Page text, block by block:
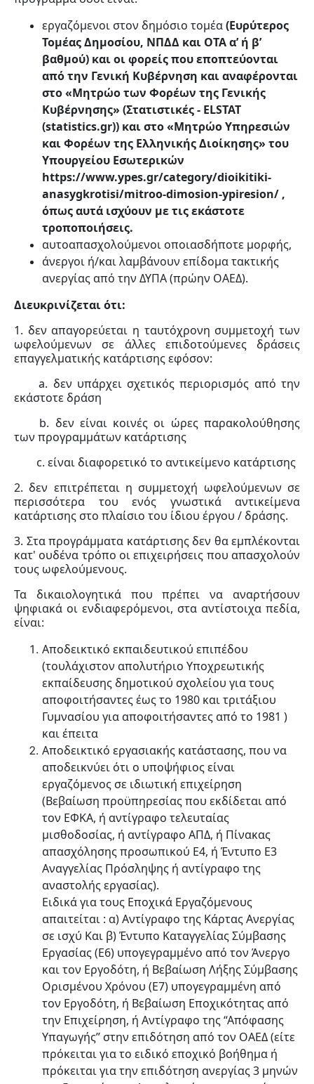
εργαζόμενοι στον δημόσιο τομέα(Ευρύτερος
Τομέας Δημοσίου, ΝΠΔΔ και ΟΤΑ α’ ή β’
βαθμού) και οι φορείς που εποπτεύονται
από την Γενική Κυβέρνηση και αναφέρονται
στο «Μητρώο των Φορέων της Γενικής
Κυβέρνησης» (Στατιστικές - ELSTAT
(statistics.gr)) και στο «Μητρώο Υπηρεσιών
και Φορέων της Ελληνικής Διοίκησης» του
Υπουργείου Εσωτερικών
https://www.ypes.gr/category/dioikitiki-
anasygkrotisi/mitroo-dimosion-ypiresion/ ,
όπως αυτά ισχύουν με τις εκάστοτε
τροποποιήσεις.
αυτοαπασχολούμενοι οποιασδήποτε μορφής,
άνεργοι ή/και λαμβάνουν επίδομα τακτικής
ανεργίας από την ΔΥΠΑ (πρώην ΟΑΕΔ).
Διευκρινίζεται ότι:
1. δεν απαγορεύεται η ταυτόχρονη συμμετοχή των
ωφελούμενων σε άλλες επιδοτούμενες δράσεις
επαγγελματικής κατάρτισης εφόσον:
a. δεν υπάρχει σχετικός περιορισμός από την
εκάστοτε δράση
b. δεν είναι κοινές οι ώρες παρακολούθησης
των προγραμμάτων κατάρτισης
c. είναι διαφορετικό το αντικείμενο κατάρτισης
2. δεν επιτρέπεται η συμμετοχή ωφελούμενων σε
περισσότερα του ενός γνωστικά αντικείμενα
κατάρτισης στο πλαίσιο του ίδιου έργου / δράσης.
3. Στα προγράμματα κατάρτισης δεν θα εμπλέκονται
κατ' ουδένα τρόπο οι επιχειρήσεις που απασχολούν
τους ωφελούμενους.
Τα δικαιολογητικά που πρέπει να αναρτήσουν
ψηφιακά οι ενδιαφερόμενοι, στα αντίστοιχα πεδία,
είναι:
Αποδεικτικό εκπαιδευτικού επιπέδου
(τουλάχιστον απολυτήριο Υποχρεωτικής
εκπαίδευσης δημοτικού σχολείου για τους
αποφοιτήσαντες έως το 1980 και τριτάξιου
Γυμνασίου για αποφοιτήσαντες από το 1981 )
και έπειτα
Αποδεικτικό εργασιακής κατάστασης, που να
αποδεικνύει ότι ο υποψήφιος είναι
εργαζόμενος σε ιδιωτική επιχείρηση
(Βεβαίωση προϋπηρεσίας που εκδίδεται από
τον ΕΦΚΑ, ή αντίγραφο τελευταίας
μισθοδοσίας, ή αντίγραφο ΑΠΔ, ή Πίνακας
απασχόλησης προσωπικού Ε4, ή Έντυπο Ε3
Αναγγελίας Πρόσληψης ή αντίγραφο της
αναστολής εργασίας).
Ειδικά για τους Εποχικά Εργαζόμενους
απαιτείται : α) Αντίγραφο της Κάρτας Ανεργίας
σε ισχύ Και β) Έντυπο Καταγγελίας Σύμβασης
Εργασίας (Ε6) υπογεγραμμένο από τον Άνεργο
και τον Εργοδότη, ή Βεβαίωση Λήξης Σύμβασης
Ορισμένου Χρόνου (Ε7) υπογεγραμμένη από
τον Εργοδότη, ή Βεβαίωση Εποχικότητας από
την Επιχείρηση, ή Αντίγραφο της “Απόφασης
Υπαγωγής” στην επιδότηση από τον ΟΑΕΔ (είτε
πρόκειται για το ειδικό εποχικό βοήθημα ή
πρόκειται για την επιδότηση ανεργίας 3 μηνών